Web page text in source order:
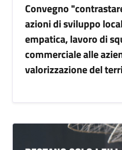
Convegno
azioni di sviluppo
empatica, lavoro di
commerciale alle
valorizzazione del